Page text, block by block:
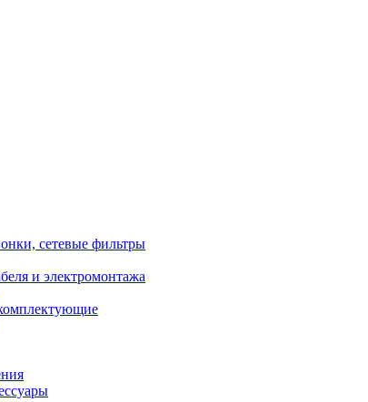
сетевые фильтры
и электромонтажа